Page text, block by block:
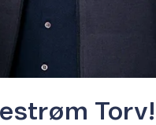
Torv!